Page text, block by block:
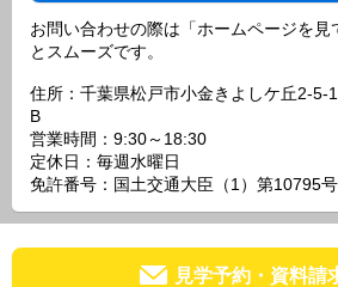
お問い合わせの際は「ホームページを見
とスムーズです。
住所：千葉県松戸市小金きよしケ丘2-5-
B
営業時間：9:30～18:30
定休日：毎週水曜日
免許番号：国土交通大臣（1）第10795号
見学予約・資料請